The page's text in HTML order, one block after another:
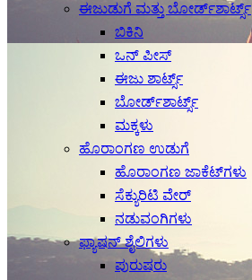
ಈಜುಡುಗೆ ಮತ್ತು ಬೋರ್ಡ್‌ಶಾರ್ಟ್ಸ್
ಬಿಕಿನಿ
ಒನ್ ಪೀಸ್
ಈಜು ಶಾರ್ಟ್ಸ್
ಬೋರ್ಡ್‌ಶಾರ್ಟ್ಸ್
ಮಕ್ಕಳು
ಹೊರಾಂಗಣ ಉಡುಗೆ
ಹೊರಾಂಗಣ ಜಾಕೆಟ್‌ಗಳು
ಸೆಕ್ಯುರಿಟಿ ವೇರ್
ನಡುವಂಗಿಗಳು
ಫ್ಯಾಷನ್ ಶೈಲಿಗಳು
ಪುರುಷರು